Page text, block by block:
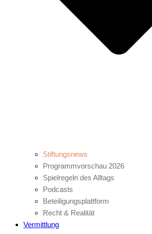
Stiftungsnews
Programmvorschau 2026
Spielregeln des Alltags
Podcasts
Beteiligungsplattform
Recht & Realität
Vermittlung